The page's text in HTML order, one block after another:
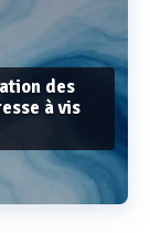
des
à vis